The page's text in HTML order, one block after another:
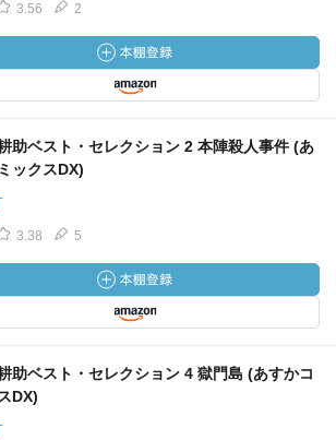
3.56 2
助ベスト・セレクション 2 本陣殺人事件 (あ
ックスDX)
3.38 5
助ベスト・セレクション 4 獄門島 (あすかコ
DX)